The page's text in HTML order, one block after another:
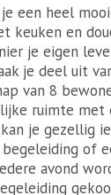
een heel
keuken en
je eigen
je deel uit
van 8
ruimte
kan je gezellig
of
avond